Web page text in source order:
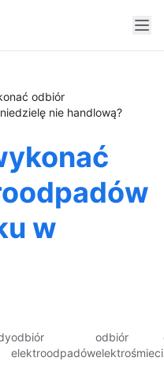
odbiór
nie handlową?
w
odbiór
elektroodpadów
odbiór
elektrośmieci